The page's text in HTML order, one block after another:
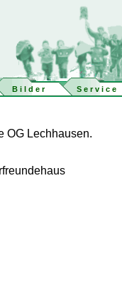
Bilder Service
OG Lechhausen.